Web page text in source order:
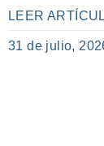
LEER
31 de julio,